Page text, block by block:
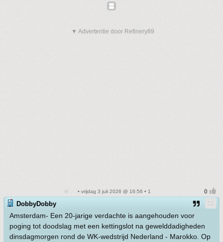
▼ Advertentie door Refinery89
• vrijdag 3 juli 2026 @ 16:56 • 1
DobbyDobby
Amsterdam- Een 20-jarige verdachte is aangehouden voor
poging tot doodslag met een kettingslot na gewelddadigheden
dinsdagmorgen rond de WK-wedstrijd Nederland - Marokko. Op